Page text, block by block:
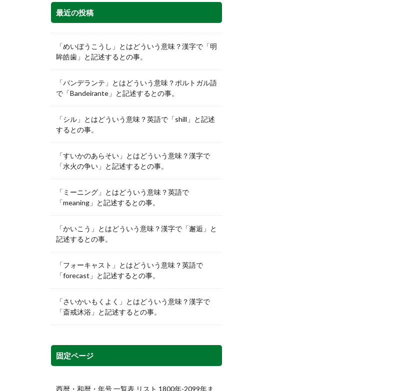
最近の投稿
「めいぼうこうし」とはどういう意味？漢字で「明
眸皓歯」と記述するとの事。
「バンデランテ」とはどういう意味？ポルトガル語
で「Bandeirante」と記述するとの事。
「シル」とはどういう意味？英語で「shill」と記述
するとの事。
「すいかのあらそい」とはどういう意味？漢字で
「水火の争い」と記述するとの事。
「ミーニング」とはどういう意味？英語で
「meaning」と記述するとの事。
「かいこう」とはどういう意味？漢字で「邂逅」と
記述するとの事。
「フォーキャスト」とはどういう意味？英語で
「forecast」と記述するとの事。
「さいかいもくよく」とはどういう意味？漢字で
「斎戒沐浴」と記述するとの事。
固定ページ
西暦・和暦・年号 一覧表 リスト 1800年-2099年ま